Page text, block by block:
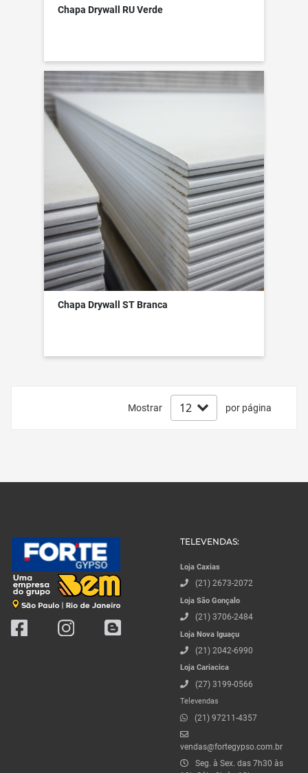
Chapa Drywall RU Verde
Chapa Drywall ST Branca
Mostrar por página
TELEVENDAS:
Loja Caxias
(21) 2673-2072
Loja São Gonçalo
(21) 3706-2484
Loja Nova Iguaçu
(21) 2042-6990
Loja Cariacica
(27) 3199-0566
Televendas
(21) 97211-4357
vendas@fortegypso.com.br
Seg. à Sex. das 7h30 às